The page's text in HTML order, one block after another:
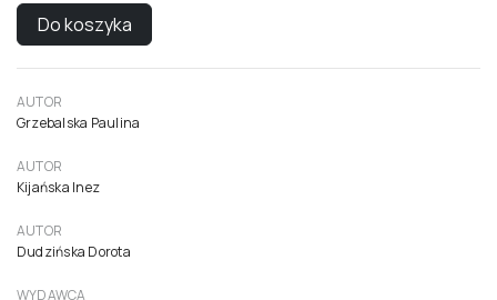
Do koszyka
AUTOR
Grzebalska Paulina
AUTOR
Kijańska Inez
AUTOR
Dudzińska Dorota
WYDAWCA